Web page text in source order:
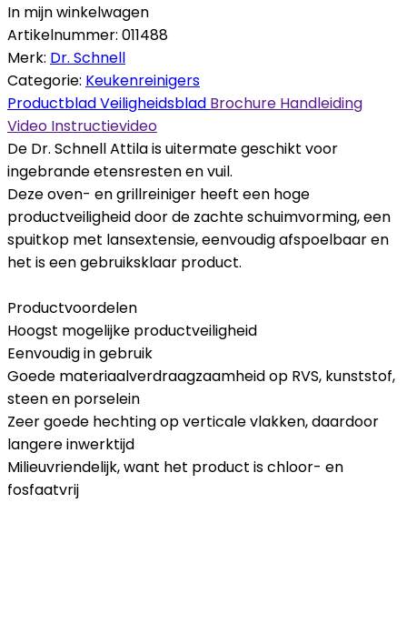
In mijn winkelwagen
Artikelnummer: 011488
Merk: Dr. Schnell
Categorie: Keukenreinigers
ProductbladVeiligheidsblad Brochure Handleiding
Video Instructievideo
De Dr. Schnell Attila is uitermate geschikt voor
ingebrande etensresten en vuil.
Deze oven- en grillreiniger heeft een hoge
productveiligheid door de zachte schuimvorming, een
spuitkop met lansextensie, eenvoudig afspoelbaar en
het is een gebruiksklaar product.
Productvoordelen
Hoogst mogelijke productveiligheid
Eenvoudig in gebruik
Goede materiaalverdraagzaamheid op RVS, kunststof,
steen en porselein
Zeer goede hechting op verticale vlakken, daardoor
langere inwerktijd
Milieuvriendelijk, want het product is chloor- en
fosfaatvrij